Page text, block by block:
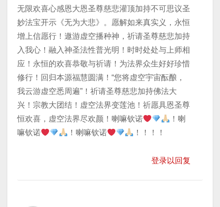
无限欢喜心感恩大恩圣尊慈悲灌顶加持不可思议圣
妙法宝开示《无为大悲》。愿解如来真实义，永恒
增上信愿行！遨游虚空播种神，祈请圣尊慈悲加持
入我心！融入神圣法性普光明！时时处处与上师相
应！永恒的欢喜恭敬与祈请！为法界众生好好珍惜
修行！回归本源福慧圆满！“您将虚空宇宙酝酿，
我云游虚空悉周遍”！祈请圣尊慈悲加持佛法大
兴！宗教大团结！虚空法界变莲池！祈愿具恩圣尊
恒欢喜，虚空法界尽欢颜！喇嘛钦诺
！喇
嘛钦诺
！喇嘛钦诺 ！！！！
登录以回复